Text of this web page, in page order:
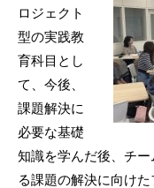
ロジェクト
型の実践教
育科目とし
て、今後、
課題解決に
必要な基礎
知識を学んだ後、チ
る課題の解決に向け